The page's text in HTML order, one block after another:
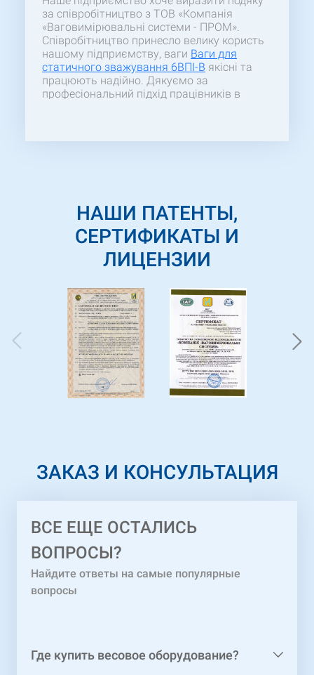
за співробітництво з ТОВ «Компанія
«Ваговимірювальні системи - ПРОМ».
Співробітництво принесло велику користь
нашому підприємству, ваги Ваги для
статичного зважування 6ВПІ-В якісні та
працюють надійно. Дякуємо за
професіональний підхід працівників в
НАШИ ПАТЕНТЫ,
СЕРТИФИКАТЫ И
ЛИЦЕНЗИИ
ЗАКАЗ И КОНСУЛЬТАЦИЯ
ВСЕ ЕЩЕ ОСТАЛИСЬ
ВОПРОСЫ?
Найдите ответы на самые популярные
вопросы
Где купить весовое оборудование?